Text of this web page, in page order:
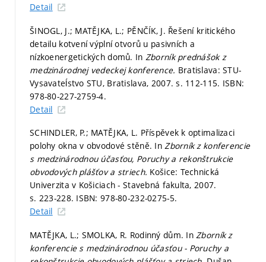
Detail
ŠINOGL, J.; MATĚJKA, L.; PĚNČÍK, J. Řešení kritického
detailu kotvení výplní otvorů u pasivních a
nízkoenergetických domů. In Zborník prednášok z
medzinárodnej vedeckej konference. Bratislava: STU-
Vysavateĺstvo STU, Bratislava, 2007.s. 112-115. ISBN:
978-80-227-2759-4.
Detail
SCHINDLER, P.; MATĚJKA, L. Příspěvek k optimalizaci
polohy okna v obvodové stěně. InZborník z konferencie
s medzinárodnou účasťou, Poruchy a rekonštrukcie
obvodových plášťov a striech. Košice: Technická
Univerzita v Košiciach - Stavebná fakulta, 2007.
s. 223-228. ISBN: 978-80-232-0275-5.
Detail
MATĚJKA, L.; SMOLKA, R. Rodinný dům. In Zborník z
konferencie s medzinárodnou účasťou - Poruchy a